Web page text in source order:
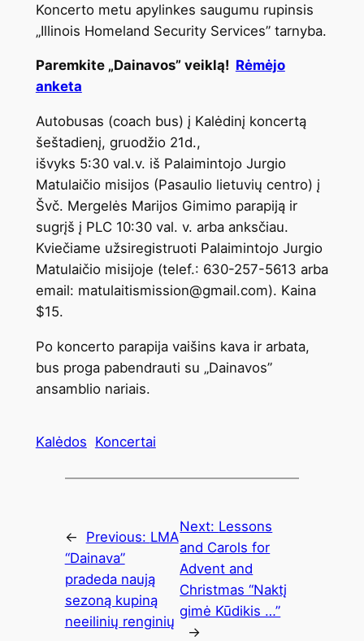
Koncerto metu apylinkes saugumu rupinsis
„Illinois Homeland Security Services” tarnyba.
Paremkite „Dainavos” veiklą! Rėmėjo
anketa
Autobusas (coach bus) į Kalėdinį koncertą
šeštadienį, gruodžio 21d.,
išvyks 5:30 val.v. iš Palaimintojo Jurgio
Matulaičio misijos (Pasaulio lietuvių centro) į
Švč. Mergelės Marijos Gimimo parapiją ir
sugrįš į PLC 10:30 val. v. arba anksčiau.
Kviečiame užsiregistruoti Palaimintojo Jurgio
Matulaičio misijoje (telef.: 630-257-5613 arba
email: matulaitismission@gmail.com). Kaina
$15.
Po koncerto parapija vaišins kava ir arbata,
bus proga pabendrauti su „Dainavos”
ansamblio nariais.
Kalėdos Koncertai
← Previous: LMA
“Dainava”
pradeda naują
sezoną kupiną
neeilinių renginių
Next: Lessons
and Carols for
Advent and
Christmas “Naktį
gimė Kūdikis …”
→